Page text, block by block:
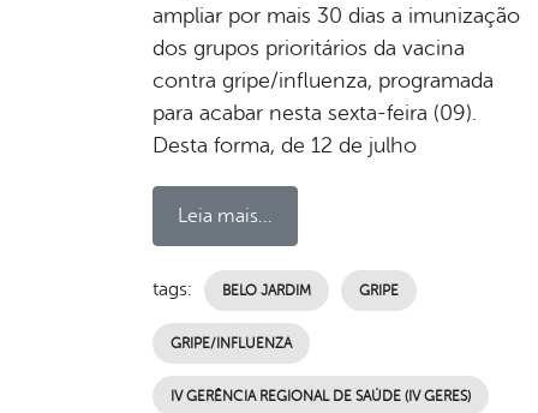
ampliar por mais 30 dias a imunização
dos grupos prioritários da vacina
contra gripe/influenza, programada
para acabar nesta sexta-feira (09).
Desta forma, de 12 de julho
Leia mais...
tags: BELO JARDIM GRIPE
GRIPE/INFLUENZA
IV GERÊNCIA REGIONAL DE SAÚDE (IV GERES)